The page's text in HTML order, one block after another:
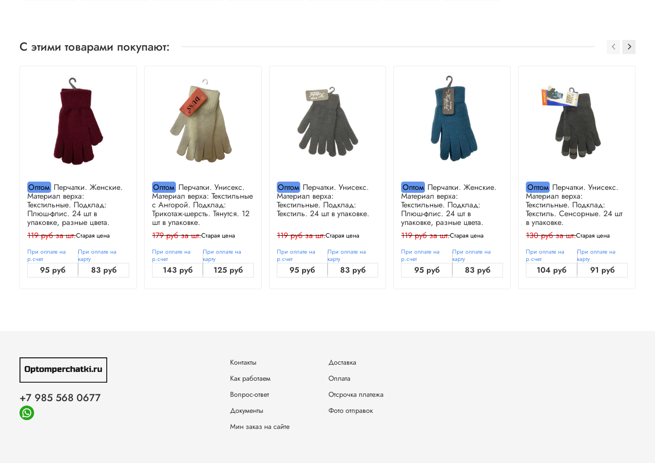
С этими товарами покупают:
ОптомПерчатки. Женские.
Материал верха:
Текстильные. Подклад:
Плюш-флис. 24 шт в
упаковке, разные цвета.
119 руб за шт.Старая цена
При оплате на
р.счет
95 руб
При оплате на
карту
83 руб
ОптомПерчатки. Унисекс.
Материал верха: Текстильные
с Ангорой. Подклад:
Трикотаж-шерсть. Тянутся. 12
шт в упаковке.
179 руб за шт.Старая цена
При оплате на
р.счет
143 руб
При оплате на
карту
125 руб
Оптом Перчатки. Унисекс.
Материал верха:
Текстильные. Подклад:
Текстиль. 24 шт в упаковке.
119 руб за шт.Старая цена
При оплате на
р.счет
95 руб
При оплате на
карту
83 руб
Оптом Перчатки. Женские.
Материал верха:
Текстильные. Подклад:
Плюш-флис. 24 шт в
упаковке, разные цвета.
119 руб за шт.Старая цена
При оплате на
р.счет
95 руб
При оплате на
карту
83 руб
ОптомПерчатки. Унисекс.
Материал верха:
Текстильные. Подклад:
Текстиль. Сенсорные. 24 шт
в упаковке.
130 руб за шт.Старая цена
При оплате на
р.счет
104 руб
При оплате на
карту
91 руб
Контакты
Как работаем
Вопрос-ответ
Документы
Мин заказ на сайте
Доставка
Оплата
Отсрочка платежа
Фото отправок
+7 985 568 0677